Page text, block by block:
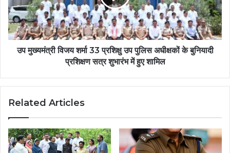
उप मुख्यमंत्री विजय शर्मा 33 प्रशिक्षु उप पुलिस अधीक्षकों के बुनियादी
प्रशिक्षण सत्र शुभारंभ में हुए शामिल
Related Articles